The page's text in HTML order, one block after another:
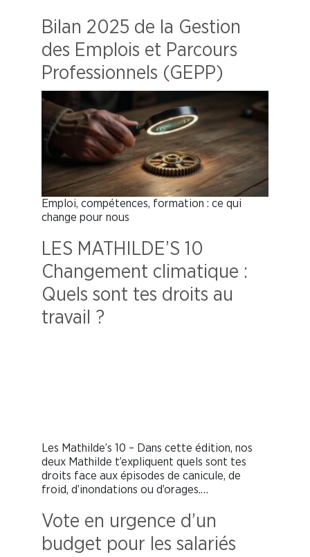
Bilan 2025 de la Gestion
des Emplois et Parcours
Professionnels (GEPP)
Emploi, compétences, formation : ce qui
change pour nous
LES MATHILDE’S 10
Changement climatique :
Quels sont tes droits au
travail ?
Les Mathilde’s 10 – Dans cette édition, nos
deux Mathilde t’expliquent quels sont tes
droits face aux épisodes de canicule, de
froid, d’inondations ou d’orages.…
Vote en urgence d’un
budget pour les salariés